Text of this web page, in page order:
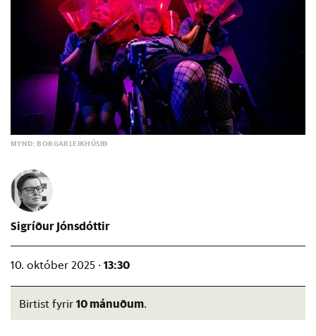
MYND: BORGARLEIKHÚSIÐ
Sigríður Jónsdóttir
10. október 2025 · 13:30
Birtist fyrir 10 mánuðum.